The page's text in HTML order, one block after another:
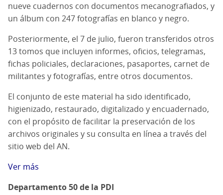
nueve cuadernos con documentos mecanografiados, y
un álbum con 247 fotografías en blanco y negro.
Posteriormente, el 7 de julio, fueron transferidos otros
13 tomos que incluyen informes, oficios, telegramas,
fichas policiales, declaraciones, pasaportes, carnet de
militantes y fotografías, entre otros documentos.
El conjunto de este material ha sido identificado,
higienizado, restaurado, digitalizado y encuadernado,
con el propósito de facilitar la preservación de los
archivos originales y su consulta en línea a través del
sitio web del AN.
Ver más
Departamento 50 de la PDI